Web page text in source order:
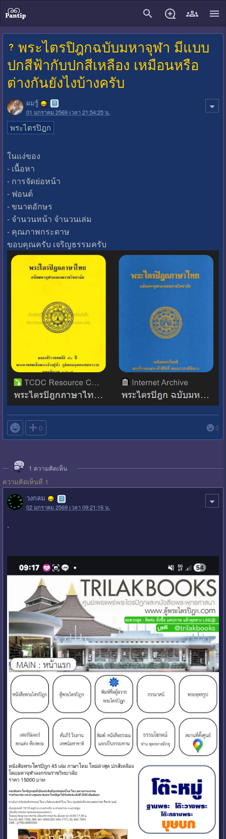
พระไตรปิฎกฉบับมหาจุฬา มีแบบ
ปกสีฟ้ากับปกสีเหลือง เหมือนหรือ
ต่างกันยังไงบ้างครับ
ผมรู้
01 มกราคม 2569 เวลา 21:54:25 น.
พระไตรปิฎก
ในแง่ของ
- เนื้อหา
- การจัดย่อหน้า
- ฟอนต์
- ขนาดอักษร
- จำนวนหน้า จำนวนเล่ม
- คุณภาพกระดาษ
ขอบคุณครับ เจริญธรรมครับ
 0 0
1 ความคิดเห็น
ความคิดเห็นที่ 1
วงกลม
02 มกราคม 2569 เวลา 09:21:16 น.
.
close